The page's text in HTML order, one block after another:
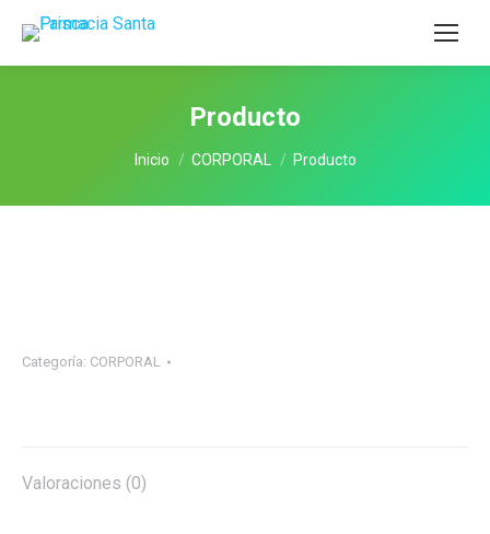
Producto
Estás aquí:
Inicio CORPORAL Producto
Categoría: CORPORAL
Valoraciones (0)